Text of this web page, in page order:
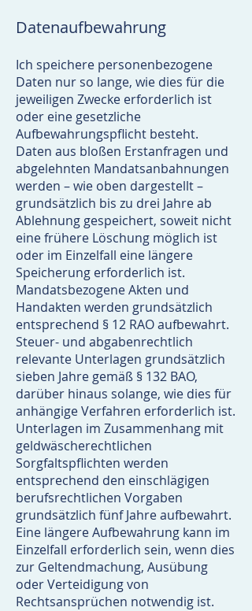
Datenaufbewahrung
Ich speichere personenbezogene
Daten nur so lange, wie dies für die
jeweiligen Zwecke erforderlich ist
oder eine gesetzliche
Aufbewahrungspflicht besteht.
Daten aus bloßen Erstanfragen und
abgelehnten Mandatsanbahnungen
werden – wie oben dargestellt –
grundsätzlich bis zu drei Jahre ab
Ablehnung gespeichert, soweit nicht
eine frühere Löschung möglich ist
oder im Einzelfall eine längere
Speicherung erforderlich ist.
Mandatsbezogene Akten und
Handakten werden grundsätzlich
entsprechend § 12 RAO aufbewahrt.
Steuer- und abgabenrechtlich
relevante Unterlagen grundsätzlich
sieben Jahre gemäß § 132 BAO,
darüber hinaus solange, wie dies für
anhängige Verfahren erforderlich ist.
Unterlagen im Zusammenhang mit
geldwäscherechtlichen
Sorgfaltspflichten werden
entsprechend den einschlägigen
berufsrechtlichen Vorgaben
grundsätzlich fünf Jahre aufbewahrt.
Eine längere Aufbewahrung kann im
Einzelfall erforderlich sein, wenn dies
zur Geltendmachung, Ausübung
oder Verteidigung von
Rechtsansprüchen notwendig ist.